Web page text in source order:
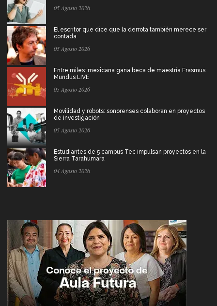
05 Agosto 2026
El escritor que dice que la derrota también merece ser
contada
05 Agosto 2026
Entre miles: mexicana gana beca de maestría Erasmus
Mundus LIVE
05 Agosto 2026
Movilidad y robots: sonorenses colaboran en proyectos
de investigación
05 Agosto 2026
Estudiantes de 5 campus Tec impulsan proyectos en la
Sierra Tarahumara
04 Agosto 2026